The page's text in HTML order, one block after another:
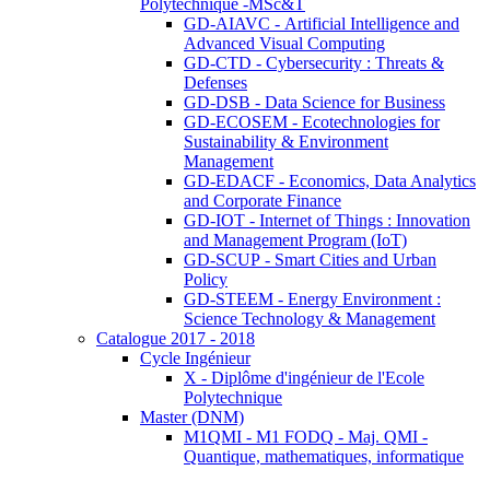
Polytechnique -MSc&T
GD-AIAVC - Artificial Intelligence and
Advanced Visual Computing
GD-CTD - Cybersecurity : Threats &
Defenses
GD-DSB - Data Science for Business
GD-ECOSEM - Ecotechnologies for
Sustainability & Environment
Management
GD-EDACF - Economics, Data Analytics
and Corporate Finance
GD-IOT - Internet of Things : Innovation
and Management Program (IoT)
GD-SCUP - Smart Cities and Urban
Policy
GD-STEEM - Energy Environment :
Science Technology & Management
Catalogue 2017 - 2018
Cycle Ingénieur
X - Diplôme d'ingénieur de l'Ecole
Polytechnique
Master (DNM)
M1QMI - M1 FODQ - Maj. QMI -
Quantique, mathematiques, informatique